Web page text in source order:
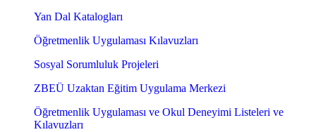
Yan Dal Katalogları
Öğretmenlik Uygulaması Kılavuzları
Sosyal Sorumluluk Projeleri
ZBEÜ Uzaktan Eğitim Uygulama Merkezi
Öğretmenlik Uygulaması ve Okul Deneyimi Listeleri ve
Kılavuzları